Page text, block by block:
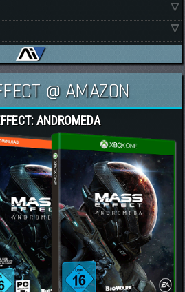
@ AMAZON
ANDROMEDA